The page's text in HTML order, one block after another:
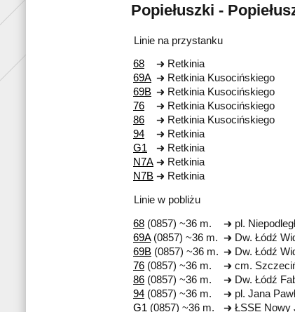
Popiełuszki -
Linie na przystanku
68
Retkinia
69A
Retkinia Kusocińskiego
69B
Retkinia Kusocińskiego
76
Retkinia Kusocińskiego
86
Retkinia Kusocińskiego
94
Retkinia
G1
Retkinia
N7A
Retkinia
N7B
Retkinia
Linie w pobliżu
68 (0857) ~36 m.
pl.
69A(0857) ~36 m.
Dw. Łódź
69B (0857) ~36 m.
Dw. Łódź
76 (0857) ~36 m.
cm.
86 (0857) ~36 m.
Dw. Łódź
94 (0857) ~36 m.
pl. Jana
G1 (0857) ~36 m. ŁSSE Nowy